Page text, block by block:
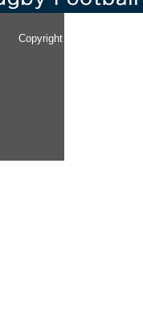
Copyright © since 2014